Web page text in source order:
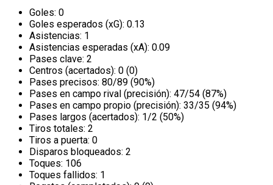
Goles: 0
Goles esperados (xG): 0.13
Asistencias: 1
Asistencias esperadas (xA): 0.09
Pases clave: 2
Centros (acertados): 0 (0)
Pases precisos: 80/89 (90%)
Pases en campo rival (precisión): 47/54 (87%)
Pases en campo propio (precisión): 33/35 (94%)
Pases largos (acertados): 1/2 (50%)
Tiros totales: 2
Tiros a puerta: 0
Disparos bloqueados: 2
Toques: 106
Toques fallidos: 1